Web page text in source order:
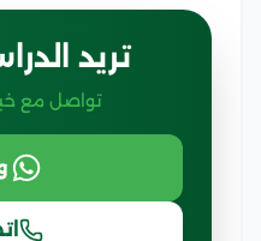
تريد
تواصل مع